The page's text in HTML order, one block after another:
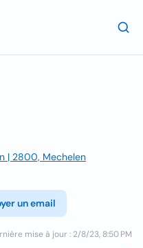
| 2800, Mechelen
un email
mise à jour : 2/8/23, 8:50 PM